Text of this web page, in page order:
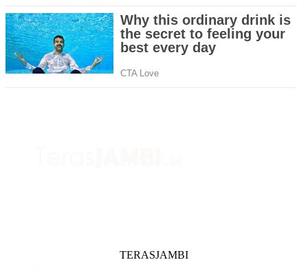
TERASJAMBI